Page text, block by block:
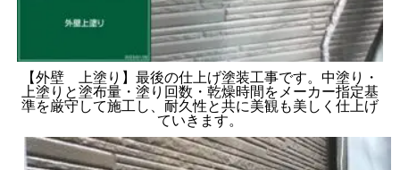
【外壁 上塗り】最後の仕上げ塗装工事です。中塗り・
上塗りと塗布量・塗り回数・乾燥時間をメーカー指定基
準を厳守して施工し、耐久性と共に美観も美しく仕上げ
ていきます。